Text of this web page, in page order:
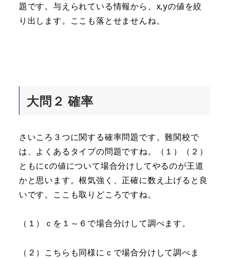
題です。与えられている情報から、x,yの値を絞
り出します。ここも落とせませんね。
大問２ 確率
さいころ３つに関する確率問題です。難関校で
は、よくあるタイプの問題ですね。（１）（２）
ともにcの値について場合分けしてやるのが王道
かと思います。根気強く、正確に数え上げると良
いです。ここも取りどころですね。
（１）ｃを１～６で場合分けして調べます。
（２）こちらも同様にｃで場合分けして調べま